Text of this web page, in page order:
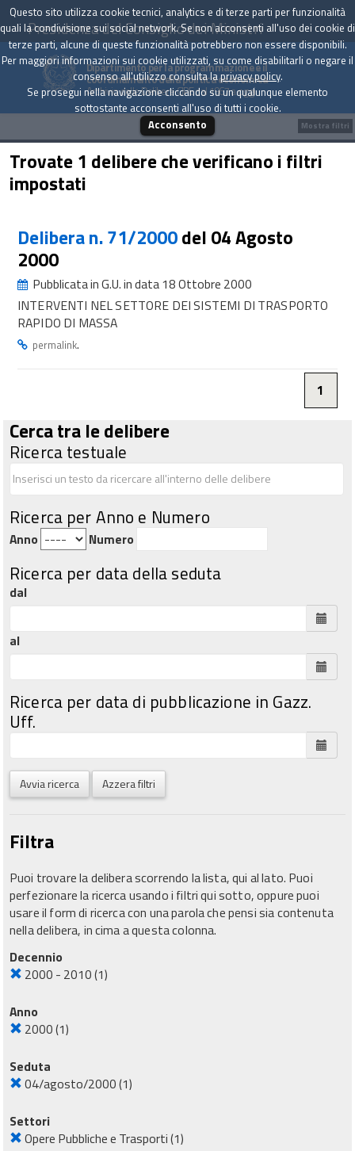
Presidenza del Consiglio dei Ministri
Dipartimento per la programmazione e il
coordinamento della politica economica
Archivio delle Delibere CIPE dal 1967 a oggi
Trovate 1 delibere che verificano i filtri
impostati
Delibera n. 71/2000del 04 Agosto
2000
Pubblicata in G.U. in data 18 Ottobre 2000
INTERVENTI NEL SETTORE DEI SISTEMI DI TRASPORTO
RAPIDO DI MASSA
permalink.
1
Cerca tra le delibere
Ricerca testuale
Ricerca per Anno e Numero
Anno Numero
Ricerca per data della seduta
dal
al
Ricerca per data di pubblicazione in Gazz.
Uff.
Avvia ricerca Azzera filtri
Filtra
Puoi trovare la delibera scorrendo la lista, qui al lato. Puoi
perfezionare la ricerca usando i filtri qui sotto, oppure puoi
usare il form di ricerca con una parola che pensi sia contenuta
nella delibera, in cima a questa colonna.
Decennio
2000 - 2010(1)
Anno
2000(1)
Seduta
04/agosto/2000(1)
Settori
Opere Pubbliche e Trasporti(1)
Mostra filtri
Questo sito utilizza cookie tecnici, analytics e di terze parti per funzionalità
quali la condivisione sui social network. Se non acconsenti all'uso dei cookie di
terze parti, alcune di queste funzionalità potrebbero non essere disponibili.
Per maggiori informazioni sui cookie utilizzati, su come disabilitarli o negare il
consenso all'utilizzo consulta laprivacy policy.
Se prosegui nella navigazione cliccando su un qualunque elemento
sottostante acconsenti all'uso di tutti i cookie.
Acconsento